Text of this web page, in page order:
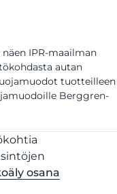
IPR-maailman
autan
tuotteilleen
Berggren-
osana